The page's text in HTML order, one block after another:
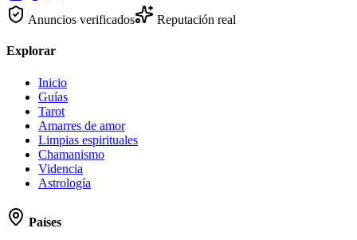
Anuncios verificados Reputación real
Explorar
Inicio
Guías
Tarot
Amarres de amor
Limpias espirituales
Chamanismo
Videncia
Astrología
Países